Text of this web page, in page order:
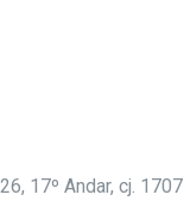
17º Andar, cj. 1707